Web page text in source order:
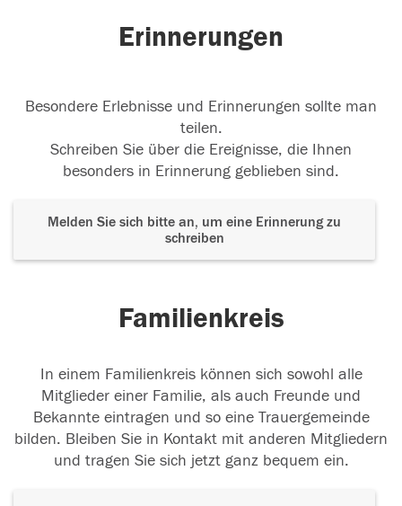
Erinnerungen
Besondere Erlebnisse und Erinnerungen sollte man
teilen.
Schreiben Sie über die Ereignisse, die Ihnen
besonders in Erinnerung geblieben sind.
Melden Sie sich bitte an, um eine Erinnerung zu
schreiben
Familienkreis
In einem Familienkreis können sich sowohl alle
Mitglieder einer Familie, als auch Freunde und
Bekannte eintragen und so eine Trauergemeinde
bilden. Bleiben Sie in Kontakt mit anderen Mitgliedern
und tragen Sie sich jetzt ganz bequem ein.